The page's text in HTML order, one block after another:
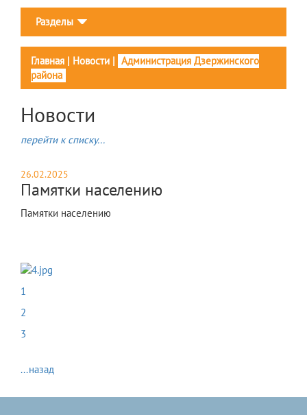
Разделы
Главная | Новости | Администрация Дзержинского
района
Новости
перейти к списку...
26.02.2025
Памятки населению
Памятки населению
1
2
3
...назад